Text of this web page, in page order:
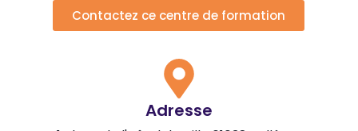
Contactez ce centre de formation
Adresse